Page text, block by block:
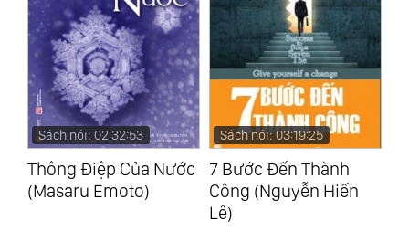
Sách nói: 03:19:25
7 Bước Đến Thành
Công (Nguyễn Hiến
Sách nói: 02:19:34
Bốn Thỏa Ước (Don
Miguel Ruiz)